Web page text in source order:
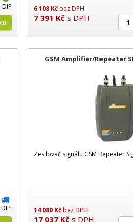
DIP 6 108 Kčbez DPH
7 391 Kč s DPH
DIP
GSM Amplifier/Repeater
Zesilovač signálu GSM Repeater
14 080 Kčbez DPH
17 037 Kč s DPH